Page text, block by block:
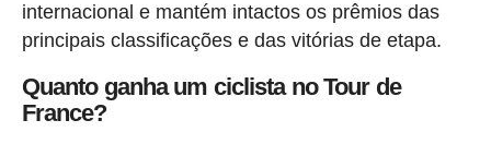
internacional e mantém intactos os prêmios das
principais classificações e das vitórias de etapa.
Quanto ganha um ciclista no Tour de
France?